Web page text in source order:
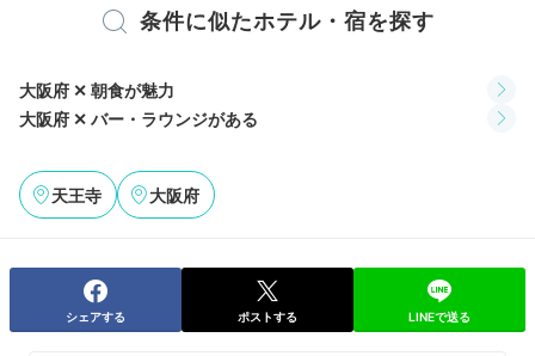
冷蔵庫 エアコン スリッパ 洗浄機付トイレ パジャマ
歯ブラシ カミソリ 洗顔 シャンプー リンス コンディショナー
ドライヤー お茶セット
※設備・アメニティは、確認が取れている情報を表示しています。
条件に似たホテル・宿を探す
大阪府 ✕ 朝食が魅力
大阪府 ✕ バー・ラウンジがある
天王寺 大阪府
シェアする ポストする LINEで送る